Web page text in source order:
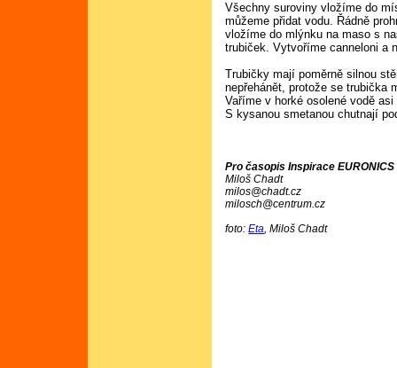
Všechny suroviny vložíme do
můžeme přidat vodu. Řádně
vložíme do mlýnku na maso s
trubiček. Vytvoříme canneloni a
Trubičky mají poměrně silnou
nepřehánět, protože se trubička
Vaříme v horké osolené vodě
S kysanou smetanou chutnají
Pro časopis Inspirace EURONICS
Miloš Chadt
milos@chadt.cz
milosch@centrum.cz
foto:Eta, Miloš Chadt